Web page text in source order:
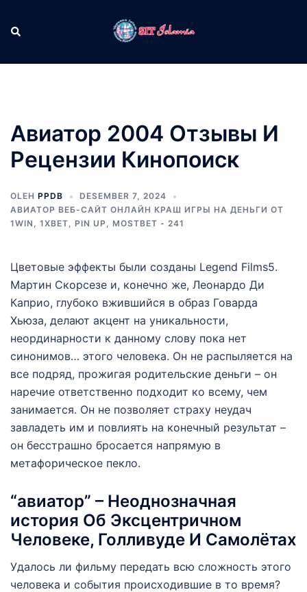
keCari
Авиатор 2004 Отзывы И
Рецензии Кинопоиск
OLEH PPDB
DESEMBER 7, 2024
АВИАТОР ВЕБ-САЙТ ОНЛАЙН КРАШ ИГРЫ НА ДЕНЬГИ ОТ
1WIN, 1XBET, PIN UP, MOSTBET - 241
Цветовые эффекты были созданы Legend Films5.
Мартин Скорсезе и, конечно же, Леонардо Ди
Каприо, глубоко вжившийся в образ Говарда
Хьюза, делают акцент на уникальности,
неординарности к данному слову пока нет
синонимов… этого человека. Он не распыляется на
все подряд, прожигая родительские деньги – он
наречие ответственно подходит ко всему, чем
занимается. Он не позволяет страху неудач
завладеть им и повлиять на конечный результат –
он бесстрашно бросается напрямую в
метафорическое пекло.
“авиатор” – Неоднозначная
история Об Эксцентричном
Человеке, Голливуде И Самолётах
Удалось ли фильму передать всю сложность этого
человека и события происходившие в то время?